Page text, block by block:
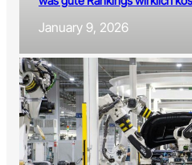
January 9, 2026